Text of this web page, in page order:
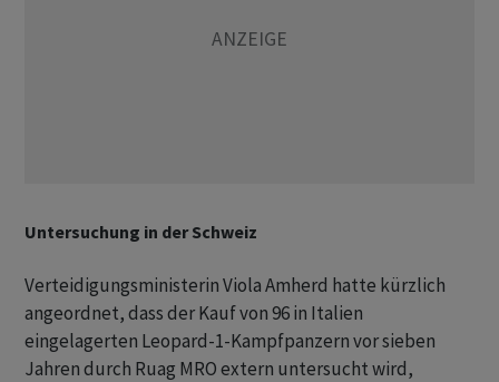
Untersuchung in der Schweiz
Verteidigungsministerin Viola Amherd hatte kürzlich
angeordnet, dass der Kauf von 96 in Italien
eingelagerten Leopard-1-Kampfpanzern vor sieben
Jahren durch Ruag MRO extern untersucht wird,